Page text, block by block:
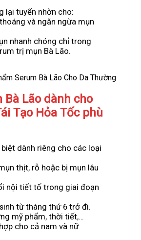
lại tuyến nhờn cho:
và ngăn ngừa mụn
nhanh chóng chỉ trong
trị mụn Bà Lão.
Serum Bà Lão Cho Da Thường
Lão dành cho
Tạo Hỏa Tốc phù
dành riêng cho các loại
thịt, rỗ hoặc bị mụn lâu
nội tiết tố trong giai đoạn
từ tháng thứ 6 trở đi.
mỹ phẩm, thời tiết,…
cho cả nam và nữ